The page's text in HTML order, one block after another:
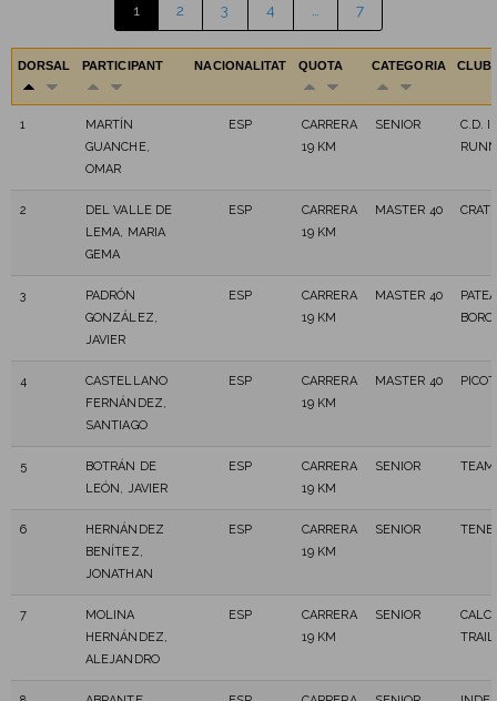
1 2 3 4 7
DORSAL PARTICIPANT NACIONALITAT QUOTA CATEGORIA CLUB
1
MARTÍN
GUANCHE,
OMAR
ESP
CARRERA
19 KM
SENIOR
C.D.
2
DEL VALLE DE
LEMA, MARIA
GEMA
ESP
CARRERA
19 KM
MASTER 40
3
PADRÓN
GONZÁLEZ,
JAVIER
ESP
CARRERA
19 KM
MASTER 40
4
CASTELLANO
FERNÁNDEZ,
SANTIAGO
ESP
CARRERA
19 KM
MASTER 40
5
BOTRÁN DE
LEÓN, JAVIER
ESP
CARRERA
19 KM
SENIOR
6
HERNÁNDEZ
BENÍTEZ,
JONATHAN
ESP
CARRERA
19 KM
SENIOR
7
MOLINA
HERNÁNDEZ,
ALEJANDRO
ESP
CARRERA
19 KM
SENIOR
TRAIL